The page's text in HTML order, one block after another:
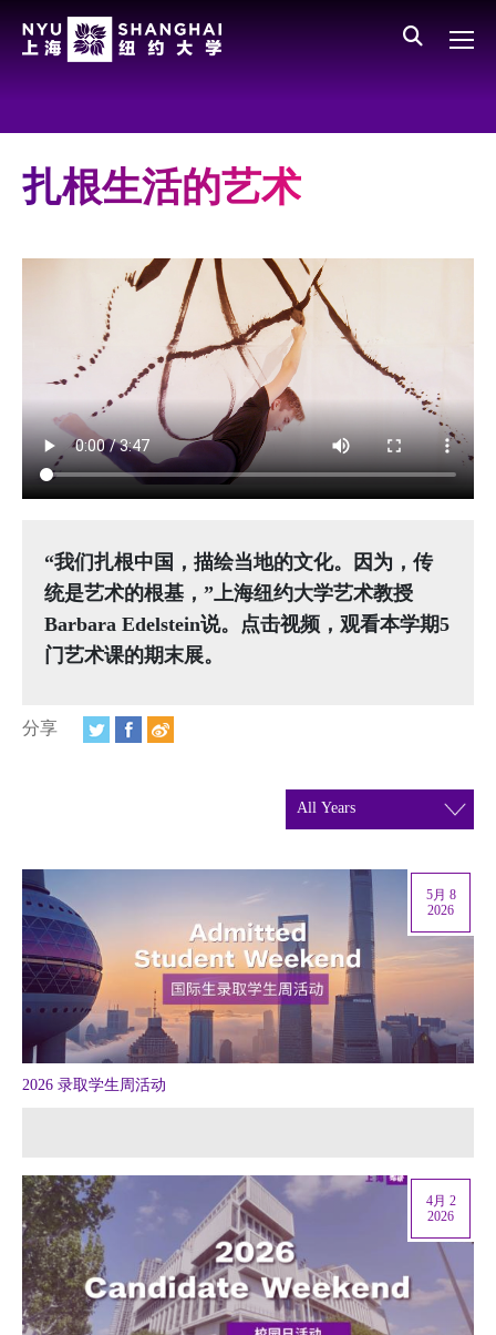
All NYU
学校领导
新闻与媒体报道
媒体视点
视频
相册
新闻简报
上海纽约大学汇刊
学生说
支持我们
扎根生活的艺术
“我们扎根中国，描绘当地的文化。因为，传
统是艺术的根基，”上海纽约大学艺术教授
Barbara Edelstein说。点击视频，观看本学期5
门艺术课的期末展。
分享
2026 录取学生周活动
5月 8
2026
4月 2
2026